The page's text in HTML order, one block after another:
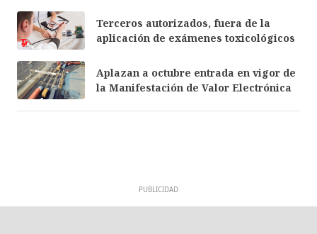
Terceros autorizados, fuera de la
aplicación de exámenes toxicológicos
Aplazan a octubre entrada en vigor de
la Manifestación de Valor Electrónica
PUBLICIDAD